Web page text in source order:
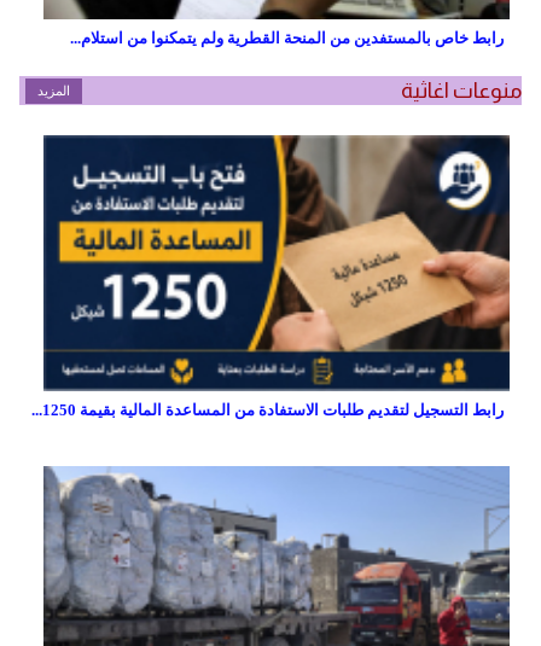
رابط خاص بالمستفدين من المنحة القطرية ولم يتمكنوا من استلام...
منوعات اغاثية المزيد
رابط التسجيل لتقديم طلبات الاستفادة من المساعدة المالية بقيمة 1250...